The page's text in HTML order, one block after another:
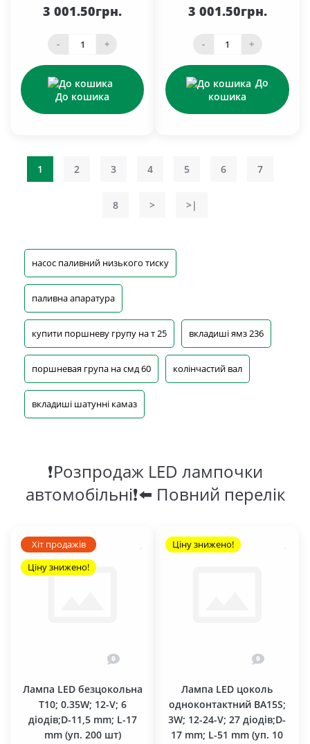
3 001.50грн.
- +
До кошика
3 001.50грн.
- +
До
кошика
1 2 3 4 5 6 7
8 > >|
насос паливний низького тиску
паливна апаратура
купити поршневу групу на т 25 вкладиші ямз 236
поршневая група на смд 60 колінчастий вал
вкладиші шатунні камаз
❗Розпродаж LED лампочки
автомобільні❗⬅️ Повний перелік
Хіт продажів
Ціну знижено!
0
Лампа LED безцокольна
T10; 0.35W; 12-V; 6
діодів;D-11,5 mm; L-17
mm (уп. 200 шт)
Ціну знижено!
0
Лампа LED цоколь
одноконтактний BA15S;
3W; 12-24-V; 27 діодів;D-
17 mm; L-51 mm (уп. 10